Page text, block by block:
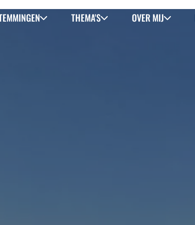
THEMA'S OVER MIJ